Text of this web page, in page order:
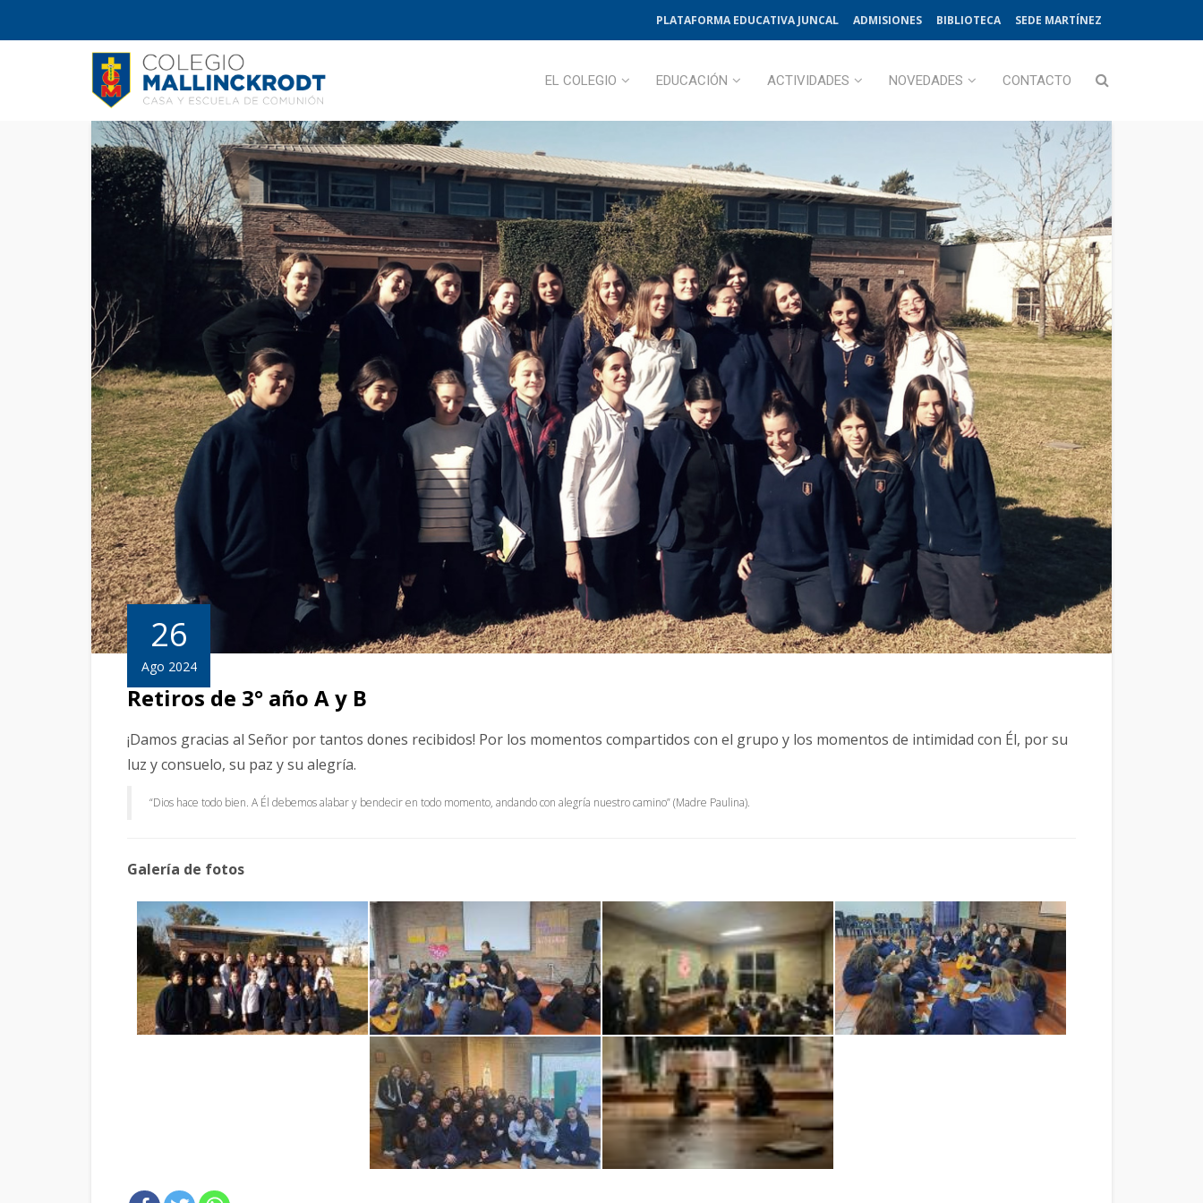
PLATAFORMA EDUCATIVA JUNCAL ADMISIONES BIBLIOTECA SEDE MARTÍNEZ
EL COLEGIO EDUCACIÓN ACTIVIDADES NOVEDADES CONTACTO
26
Ago 2024
Retiros de 3° año A y B
¡Damos gracias al Señor por tantos dones recibidos! Por los momentos compartidos con el grupo y los momentos de intimidad con Él, por su
luz y consuelo, su paz y su alegría.
“Dios hace todo bien. A Él debemos alabar y bendecir en todo momento, andando con alegría nuestro camino” (Madre Paulina).
Galería de fotos